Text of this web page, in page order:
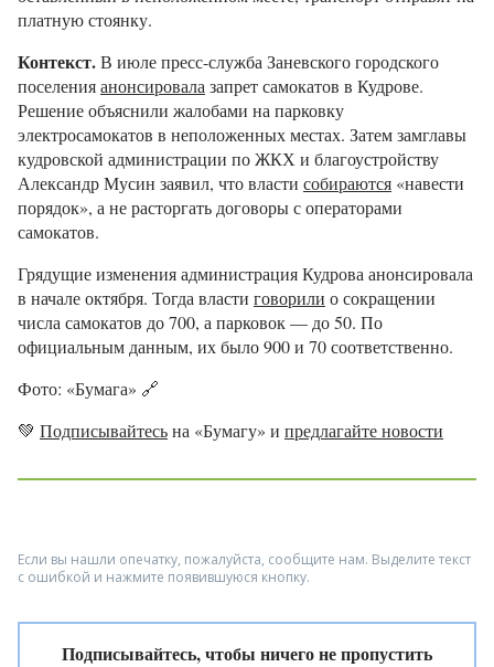
платную стоянку.
Контекст.В июле пресс-служба Заневского городского
поселенияанонсировала запрет самокатов в Кудрове.
Решение объяснили жалобами на парковку
электросамокатов в неположенных местах. Затем замглавы
кудровской администрации по ЖКХ и благоустройству
Александр Мусин заявил, что власти собираются «навести
порядок», а не расторгать договоры с операторами
самокатов.
Грядущие изменения администрация Кудрова анонсировала
в начале октября. Тогда власти говорили о сокращении
числа самокатов до 700, а парковок — до 50. По
официальным данным, их было 900 и 70 соответственно.
Фото: «Бумага» 🔗
💚 Подписывайтесьна «Бумагу» и предлагайте новости
Если вы нашли опечатку, пожалуйста, сообщите нам. Выделите текст
с ошибкой и нажмите появившуюся кнопку.
Подписывайтесь, чтобы ничего не пропустить